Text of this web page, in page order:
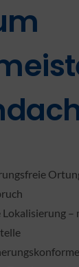
Lokalisierung –